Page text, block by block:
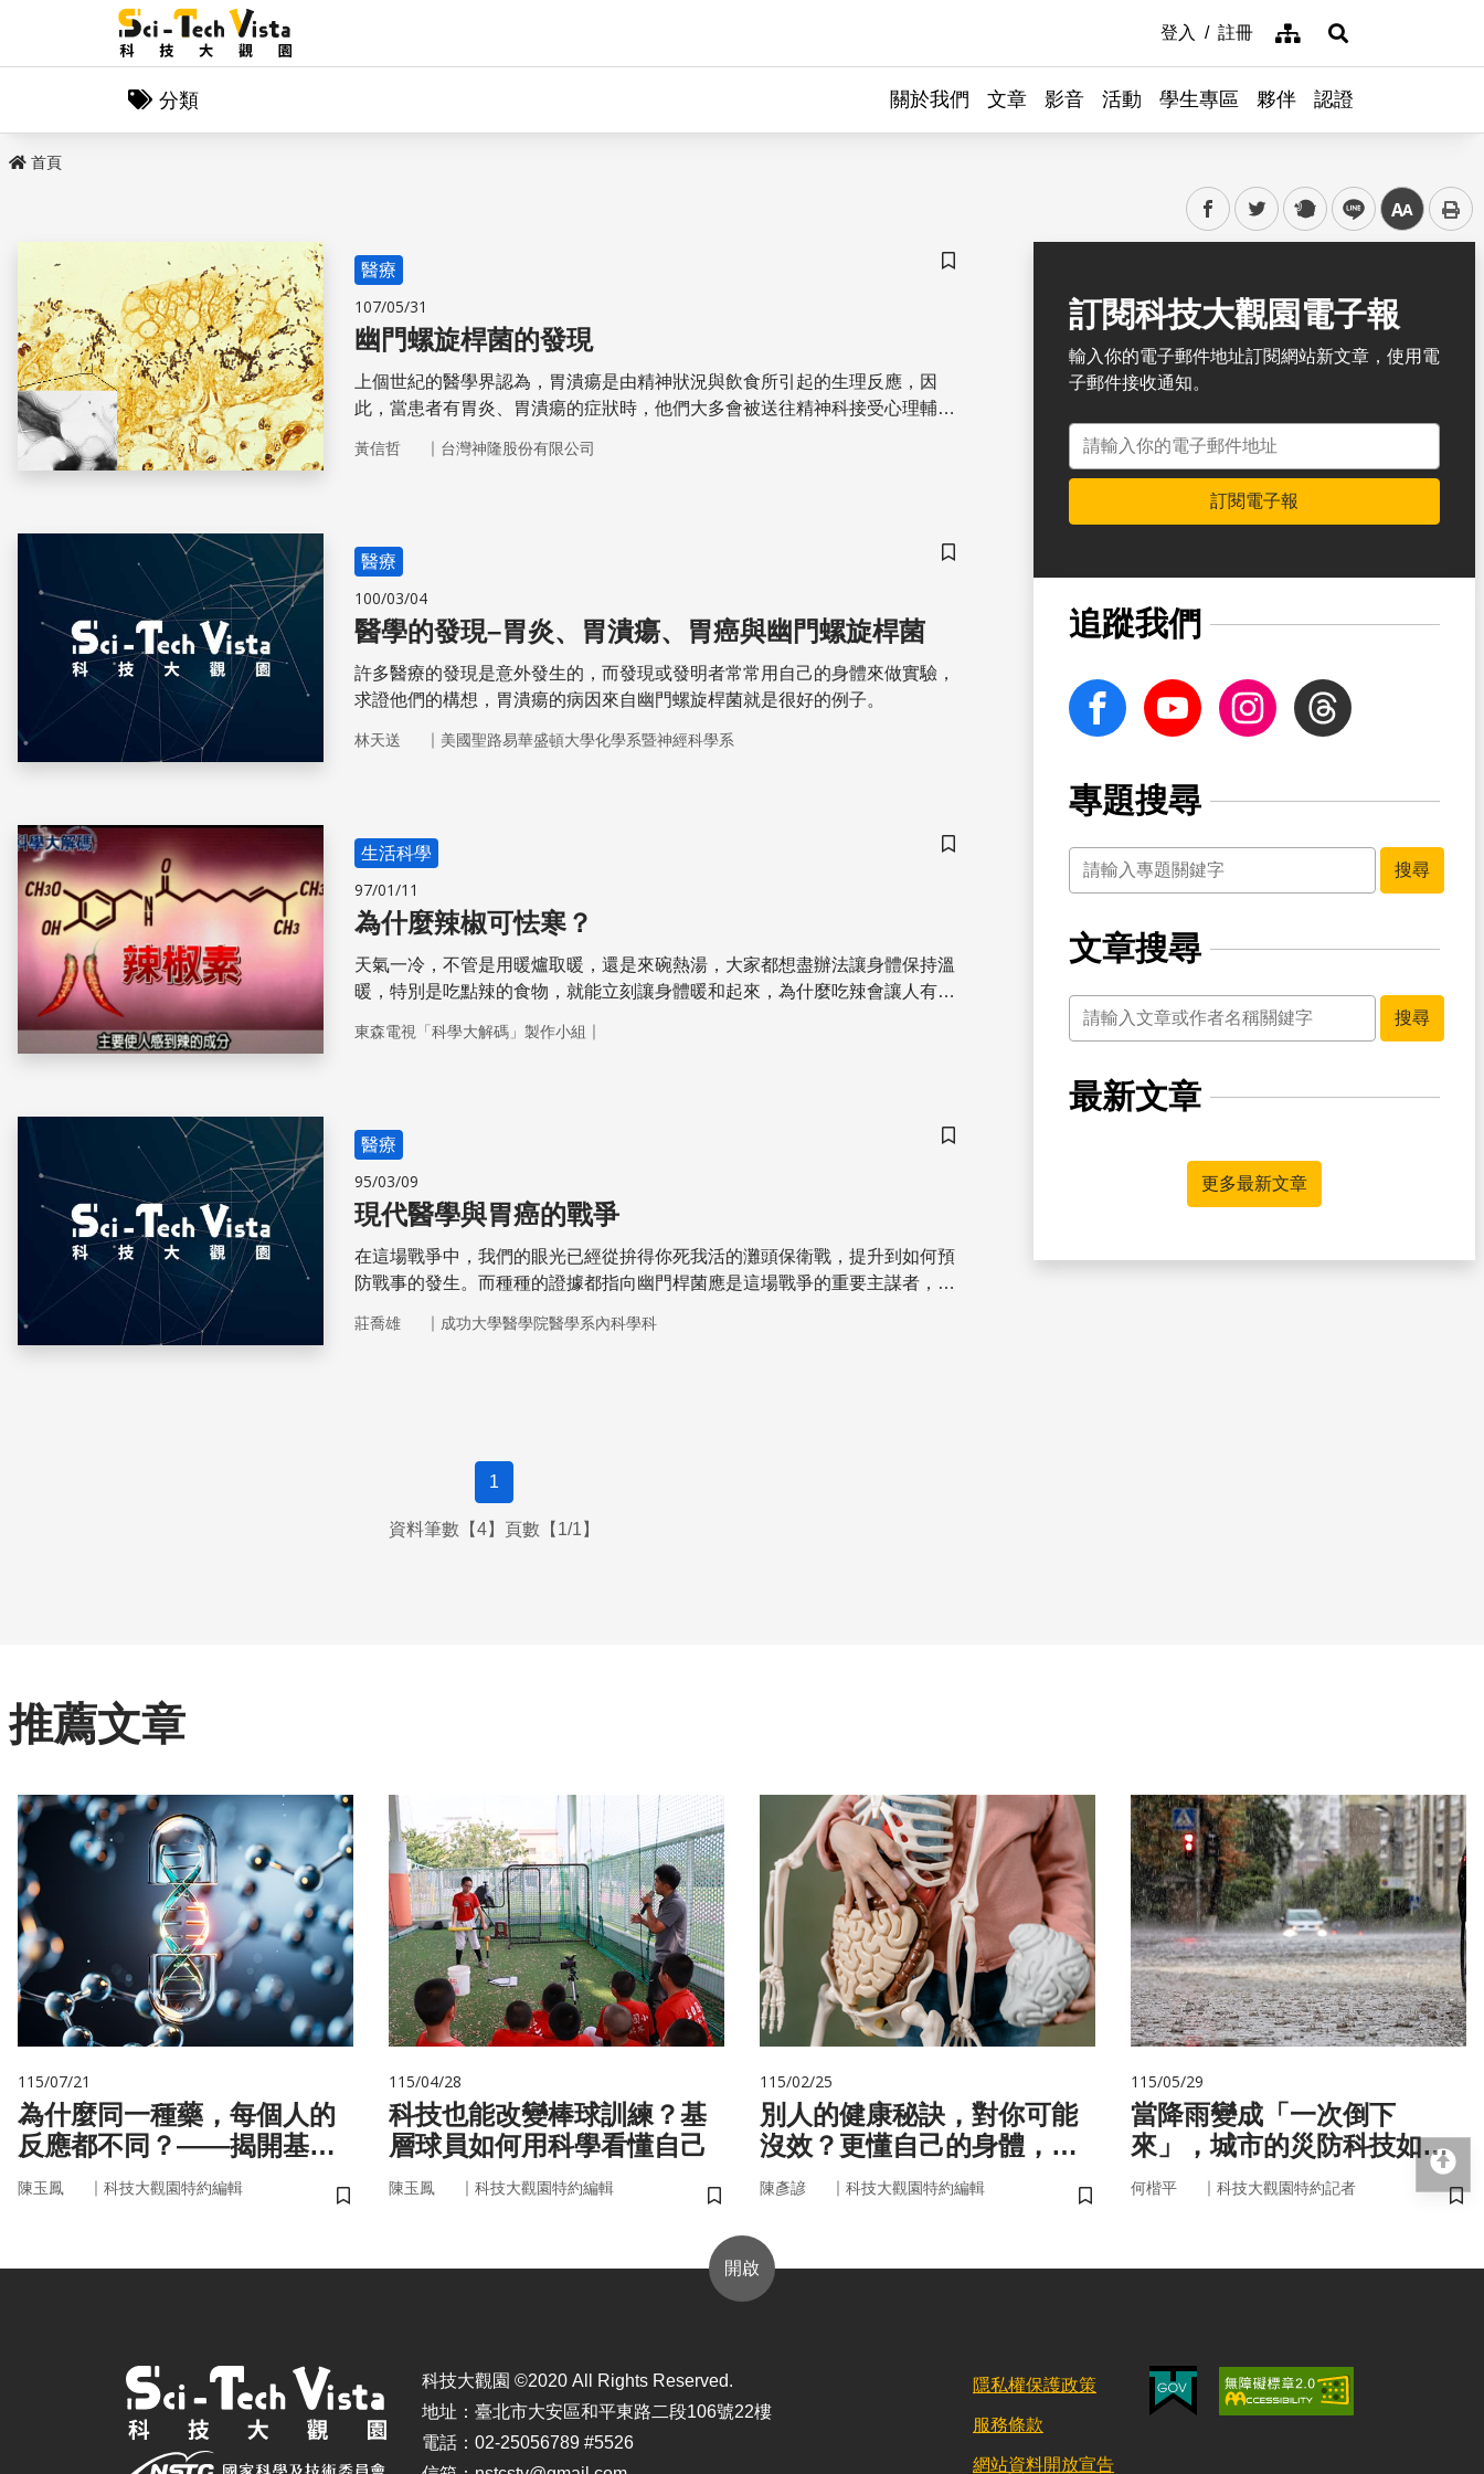
登入 註冊 網站導覽展開搜尋
分類 關於我們 文章 影音 活動 學生專區 夥伴 認證
首頁
facebooktwitter plurk line 中
儲存書籤
醫療
107/05/31
幽門螺旋桿菌的發現
上個世紀的醫學界認為，胃潰瘍是由精神狀況與飲食所引起的生理反應，因
此，當患者有胃炎、胃潰瘍的症狀時，他們大多會被送往精神科接受心理輔
說所拘束，敢於根據對胃切片所做的觀察，提出幽門螺旋桿菌造成胃潰瘍的假
黃信哲 ｜ 台灣神隆股份有限公司
儲存書籤
醫療
100/03/04
醫學的發現–胃炎、胃潰瘍、胃癌與幽門螺旋桿菌
許多醫療的發現是意外發生的，而發現或發明者常常用自己的身體來做實驗，
求證他們的構想，胃潰瘍的病因來自幽門螺旋桿菌就是很好的例子。
林天送 ｜ 美國聖路易華盛頓大學化學系暨神經科學系
儲存書籤
生活科學
97/01/11
為什麼辣椒可怯寒？
天氣一冷，不管是用暖爐取暖，還是來碗熱湯，大家都想盡辦法讓身體保持溫
暖，特別是吃點辣的食物，就能立刻讓身體暖和起來，為什麼吃辣會讓人有熱
體產生一種叫做兒茶酚胺的神經傳導物質，提高新陳代謝，進而帶動血液的循
東森電視「科學大解碼」製作小組 ｜
儲存書籤
醫療
95/03/09
現代醫學與胃癌的戰爭
在這場戰爭中，我們的眼光已經從拚得你死我活的灘頭保衛戰，提升到如何預
防戰事的發生。而種種的證據都指向幽門桿菌應是這場戰爭的重要主謀者，戰
莊喬雄 ｜ 成功大學醫學院醫學系內科學科
1
資料筆數【4】頁數【1/1】
訂閱科技大觀園電子報
輸入你的電子郵件地址訂閱網站新文章，使用電
子郵件接收通知。
電子郵件地址
訂閱電子報
追蹤我們
facebook Youtube InstagramThreads
專題搜尋
關鍵字
搜尋
文章搜尋
關鍵字
搜尋
最新文章
更多最新文章
推薦文章
115/07/21
為什麼同一種藥，每個人的
反應都不同？——揭開基因
的用藥密碼
陳玉鳳 ｜ 科技大觀園特約編輯
儲存書籤
115/04/28
科技也能改變棒球訓練？基
層球員如何用科學看懂自己
陳玉鳳 ｜ 科技大觀園特約編輯
儲存書籤
115/02/25
別人的健康秘訣，對你可能
沒效？更懂自己的身體，才
更能「精準健康」！
陳彥諺 ｜ 科技大觀園特約編輯
儲存書籤
115/05/29
當降雨變成「一次倒下
來」，城市的災防科技如何
即時應變？
何楷平 ｜ 科技大觀園特約記者
儲
開啟
科技大觀園 ©2020 All Rights Reserved.
地址：臺北市大安區和平東路二段106號22樓
電話：02-25056789 #5526
隱私權保護政策
服務條款
網站資料開放宣告
回